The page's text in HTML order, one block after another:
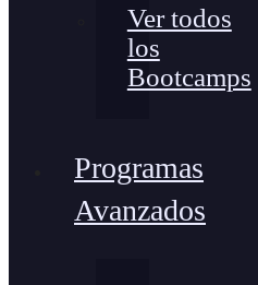
Ver todos
los
Bootcamps
Programas
Avanzados